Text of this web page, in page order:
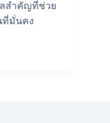
ลสำคัญที่ช่วย
ที่มั่นคง